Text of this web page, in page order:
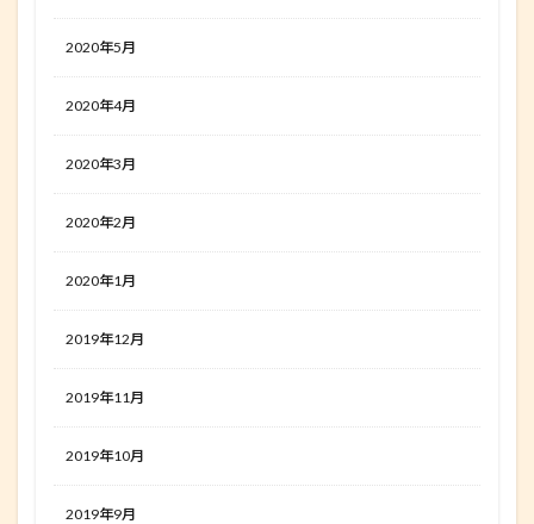
2020年5月
2020年4月
2020年3月
2020年2月
2020年1月
2019年12月
2019年11月
2019年10月
2019年9月